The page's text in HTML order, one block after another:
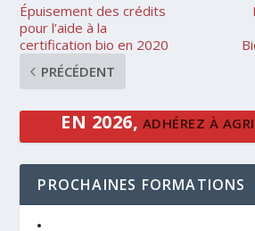
Épuisement des crédits
pour l’aide à la
certification bio en 2020
PRÉCÉDENT
EN 2026, ADHÉREZ À
PROCHAINES FORMATIONS